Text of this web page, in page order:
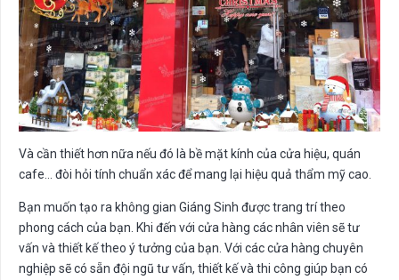
Và cần thiết hơn nữa nếu đó là bề mặt kính của cửa hiệu, quán
cafe… đòi hỏi tính chuẩn xác để mang lại hiệu quả thẩm mỹ cao.
Bạn muốn tạo ra không gian Giáng Sinh được trang trí theo
phong cách của bạn. Khi đến với cửa hàng các nhân viên sẽ tư
vấn và thiết kế theo ý tưởng của bạn. Với các cửa hàng chuyên
nghiệp sẽ có sẵn đội ngũ tư vấn, thiết kế và thi công giúp bạn có